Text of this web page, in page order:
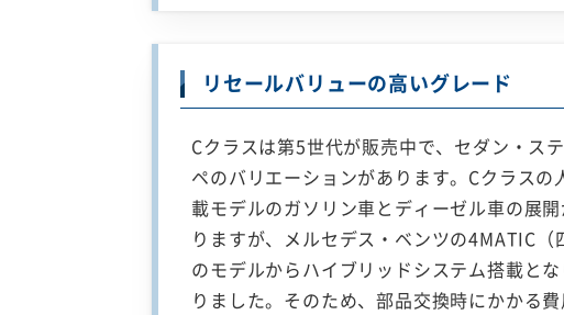
リセールバリューの高いグレード
Cクラスは第5世代が販売中で、セダン・ス
ペのバリエーションがあります。Cクラス
載モデルのガソリン車とディーゼル車の展
りますが、メルセデス・ベンツの4MATIC
のモデルからハイブリッドシステム搭載と
りました。そのため、部品交換時にかかる